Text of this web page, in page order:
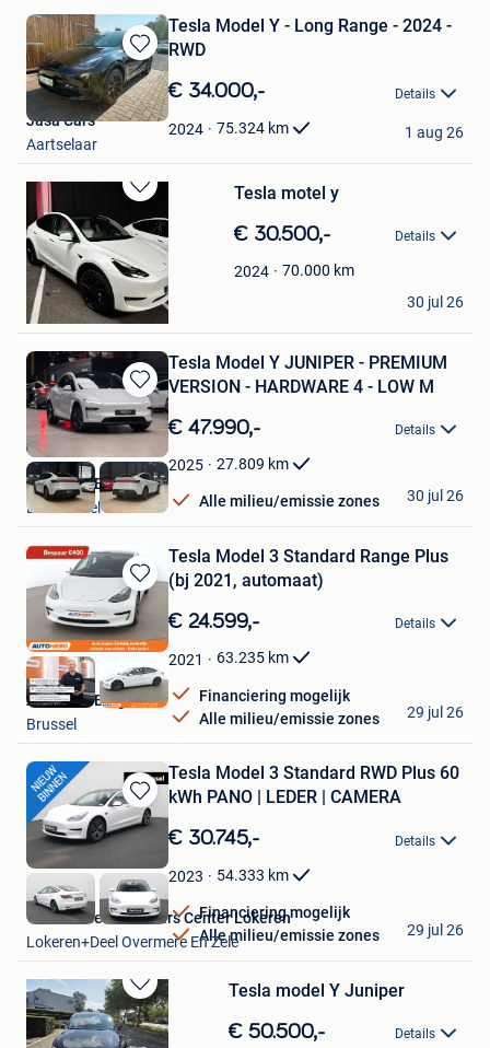
Bewaren
in
Mijn
Favorieten
Tesla Model Y - Long Range - 2024 -
RWD
€ 34.000,- Details
2024 75.324 km
Jasa Cars
Aartselaar
1 aug 26
Bewaren
in
Mijn
Favorieten
Tesla motel y
€ 30.500,- Details
2024 70.000 km
brochard
Beauraing
30 jul 26
Bewaren
in
Mijn
Favorieten
Tesla Model Y JUNIPER - PREMIUM
VERSION - HARDWARE 4 - LOW M
€ 47.990,- Details
2025 27.809 km
Alle milieu/emissie zones
Nikola CVBA
Londerzeel
30 jul 26
Bewaren
in
Mijn
Favorieten
Tesla Model 3 Standard Range Plus
(bj 2021, automaat)
€ 24.599,- Details
2021 63.235 km
Financiering mogelijk
Alle milieu/emissie zones
Autohero België
Brussel
29 jul 26
Bewaren
in
Favorieten
Tesla Model 3 Standard RWD Plus 60
kWh PANO | LEDER | CAMERA
€ 30.745,- Details
2023 54.333 km
Financiering mogelijk
Alle milieu/emissie zones
Van Mossel Used Cars Center Lokeren
Lokeren+Deel Overmere En Zele
29 jul 26
Bewaren
in
Mijn
Tesla model Y Juniper
€ 50.500,- Details